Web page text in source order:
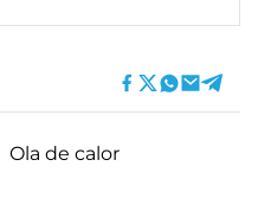
Ola de calor